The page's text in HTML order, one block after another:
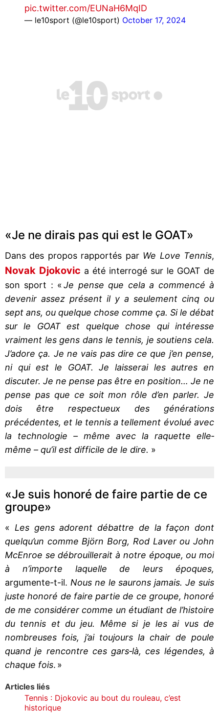
pic.twitter.com/EUNaH6MqID
— le10sport (@le10sport) October 17, 2024
«Je ne dirais pas qui est le GOAT»
Dans des propos rapportés par We Love Tennis,
Novak Djokovic a été interrogé sur le GOAT de
son sport : «Je pense que cela a commencé à
devenir assez présent il y a seulement cinq ou
sept ans, ou quelque chose comme ça. Si le débat
sur le GOAT est quelque chose qui intéresse
vraiment les gens dans le tennis, je soutiens cela.
J’adore ça. Je ne vais pas dire ce que j’en pense,
ni qui est le GOAT. Je laisserai les autres en
discuter. Je ne pense pas être en position… Je ne
pense pas que ce soit mon rôle d’en parler. Je
dois être respectueux des générations
précédentes, et le tennis a tellement évolué avec
la technologie – même avec la raquette elle‐
même – qu’il est difficile de le dire. »
«Je suis honoré de faire partie de ce
groupe»
« Les gens adorent débattre de la façon dont
quelqu’un comme Björn Borg, Rod Laver ou John
McEnroe se débrouillerait à notre époque, ou moi
à n’importe laquelle de leurs époques,
argumente-t-il. Nous ne le saurons jamais. Je suis
juste honoré de faire partie de ce groupe, honoré
de me considérer comme un étudiant de l’histoire
du tennis et du jeu. Même si je les ai vus de
nombreuses fois, j’ai toujours la chair de poule
quand je rencontre ces gars‐là, ces légendes, à
chaque fois. »
Articles liés
Tennis : Djokovic au bout du rouleau, c’est
historique